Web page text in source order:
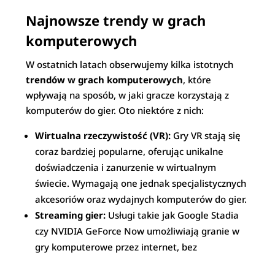
Najnowsze trendy w grach
komputerowych
W ostatnich latach obserwujemy kilka istotnych
trendów w grach komputerowych, które
wpływają na sposób, w jaki gracze korzystają z
komputerów do gier. Oto niektóre z nich:
Wirtualna rzeczywistość (VR): Gry VR stają się
coraz bardziej popularne, oferując unikalne
doświadczenia i zanurzenie w wirtualnym
świecie. Wymagają one jednak specjalistycznych
akcesoriów oraz wydajnych komputerów do gier.
Streaming gier: Usługi takie jak Google Stadia
czy NVIDIA GeForce Now umożliwiają granie w
gry komputerowe przez internet, bez